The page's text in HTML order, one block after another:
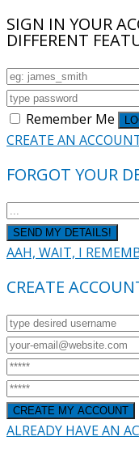
SIGN IN YOUR
DIFFERENT
Remember Me
CREATE AN
FORGOT YOUR
AAH, WAIT, I
CREATE
ALREADY HAVE AN